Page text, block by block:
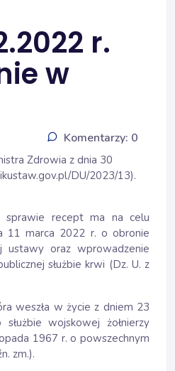
r.
w
Komentarzy: 0
Zdrowia z dnia 30
DU/2023/13).
sprawie recept ma na celu
11 marca 2022 r. o obronie
ustawy oraz wprowadzenie
służbie krwi (Dz. U. z
weszła w życie z dniem 23
wojskowej żołnierzy
1967 r. o powszechnym
zm.).